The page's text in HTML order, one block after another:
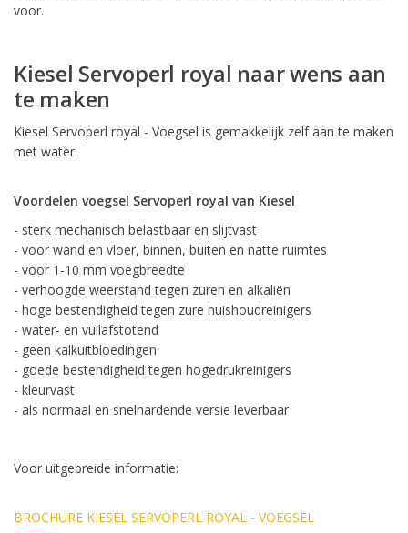
voor.
Kiesel Servoperl royal naar wens aan
te maken
Kiesel Servoperl royal - Voegsel is gemakkelijk zelf aan te maken
met water.
Voordelen voegsel Servoperl royal van Kiesel
- sterk mechanisch belastbaar en slijtvast
- voor wand en vloer, binnen, buiten en natte ruimtes
- voor 1-10 mm voegbreedte
- verhoogde weerstand tegen zuren en alkaliën
- hoge bestendigheid tegen zure huishoudreinigers
- water- en vuilafstotend
- geen kalkuitbloedingen
- goede bestendigheid tegen hogedrukreinigers
- kleurvast
- als normaal en snelhardende versie leverbaar
Voor uitgebreide informatie:
BROCHURE KIESEL SERVOPERL ROYAL - VOEGSEL